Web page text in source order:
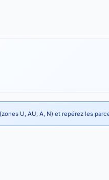
U, AU, A, N) et repérez les